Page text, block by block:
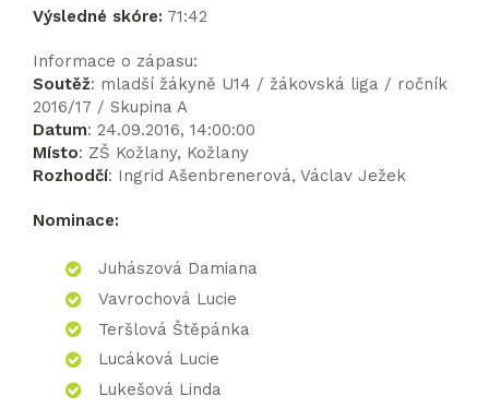
Výsledné skóre: 71:42
Informace o zápasu:
Soutěž: mladší žákyně U14 / žákovská liga / ročník
2016/17 / Skupina A
Datum: 24.09.2016, 14:00:00
Místo: ZŠ Kožlany, Kožlany
Rozhodčí: Ingrid Ašenbrenerová, Václav Ježek
Nominace:
Juhászová Damiana
Vavrochová Lucie
Teršlová Štěpánka
Lucáková Lucie
Lukešová Linda